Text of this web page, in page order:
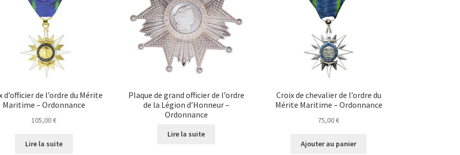
d’officier de l’ordre du Mérite
Maritime – Ordonnance
105,00€
Lire la suite
Plaque de grand officier de l’ordre
de la Légion d’Honneur –
Ordonnance
Lire la suite
Croix de chevalier de l’ordre du
Mérite Maritime – Ordonnance
75,00€
Ajouter au panier